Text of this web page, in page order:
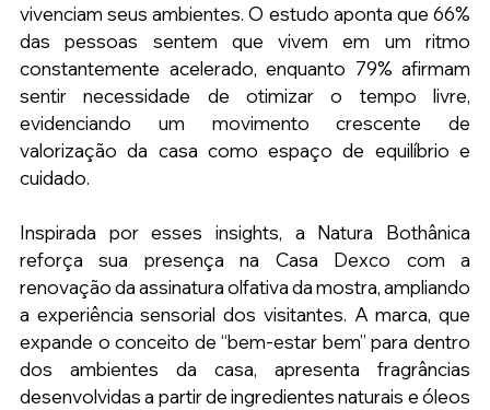
vivenciam seus ambientes. O estudo aponta que 66%
das pessoas sentem que vivem em um ritmo
constantemente acelerado, enquanto 79% afirmam
sentir necessidade de otimizar o tempo livre,
evidenciando um movimento crescente de
valorização da casa como espaço de equilíbrio e
cuidado.
Inspirada por esses insights, a Natura Bothânica
reforça sua presença na Casa Dexco com a
renovação da assinatura olfativa da mostra, ampliando
a experiência sensorial dos visitantes. A marca, que
expande o conceito de “bem-estar bem” para dentro
dos ambientes da casa, apresenta fragrâncias
desenvolvidas a partir de ingredientes naturais e óleos